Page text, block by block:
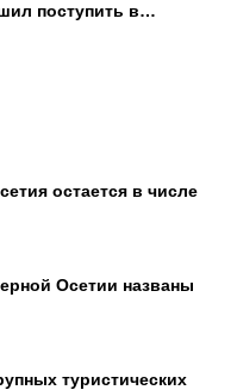
остается в числе
Осетии названы
туристических
поступить в